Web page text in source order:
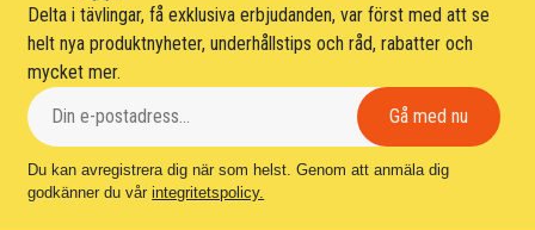
Delta i tävlingar, få exklusiva erbjudanden, var först med att se
helt nya produktnyheter, underhållstips och råd, rabatter och
mycket mer.
Du kan avregistrera dig när som helst. Genom att anmäla dig
godkänner du vårintegritetspolicy.